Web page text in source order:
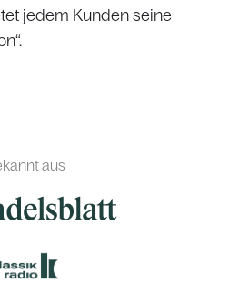
jedem Kunden seine
aus